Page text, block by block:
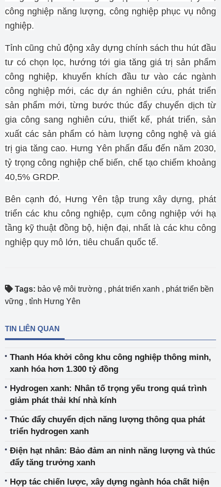
công nghiệp năng lượng, công nghiệp phục vụ nông
nghiệp.
Tỉnh cũng chủ động xây dựng chính sách thu hút đầu
tư có chọn lọc, hướng tới gia tăng giá trị sản phẩm
công nghiệp, khuyến khích đầu tư vào các ngành
công nghiệp mới, các dự án nghiên cứu, phát triển
sản phẩm mới, từng bước thúc đẩy chuyển dịch từ
gia công sang nghiên cứu, thiết kế, phát triển, sản
xuất các sản phẩm có hàm lượng công nghệ và giá
trị gia tăng cao. Hưng Yên phấn đấu đến năm 2030,
tỷ trọng công nghiệp chế biến, chế tạo chiếm khoảng
40,5% GRDP.
Bên cạnh đó, Hưng Yên tập trung xây dựng, phát
triển các khu công nghiệp, cụm công nghiệp với hạ
tầng kỹ thuật đồng bộ, hiện đại, nhất là các khu công
nghiệp quy mô lớn, tiêu chuẩn quốc tế.
Tags: bảo vệ môi trường , phát triển xanh , phát triển bền
vững , tỉnh Hưng Yên
TIN LIÊN QUAN
Thanh Hóa khởi công khu công nghiệp thông minh,
xanh hóa hơn 1.300 tỷ đồng
Hydrogen xanh: Nhân tố trọng yếu trong quá trình
giảm phát thải khí nhà kính
Thúc đẩy chuyển dịch năng lượng thông qua phát
triển hydrogen xanh
Điện hạt nhân: Bảo đảm an ninh năng lượng và thúc
đẩy tăng trưởng xanh
Hợp tác chiến lược, xây dựng ngành hóa chất hiện